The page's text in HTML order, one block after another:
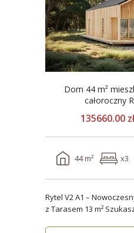
Dom 44 m²
całoroczny
135660.00 zł
44 m² x3
Rytel V2 A1 –
z Tarasem 13 m² Szukasz nowoczesnego i